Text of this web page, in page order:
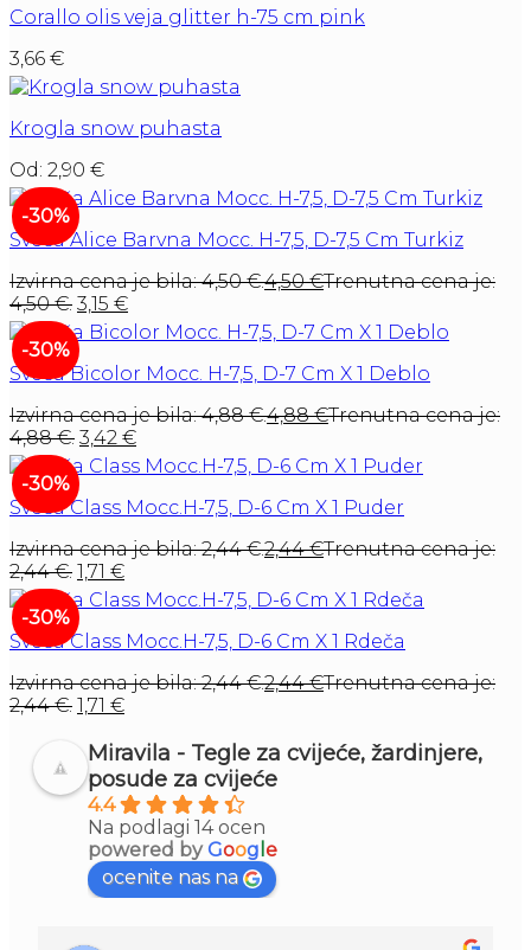
Corallo olis veja glitter h-75 cm pink
3,66 €
Krogla snow puhasta
Od: 2,90 €
-30%
Sveča Alice Barvna Mocc. H-7,5, D-7,5 Cm Turkiz
Izvirna cena je bila: 4,50 €.4,50€Trenutna cena je:
4,50 €. 3,15 €
-30%
Sveča Bicolor Mocc. H-7,5, D-7 Cm X 1 Deblo
Izvirna cena je bila: 4,88 €.4,88€Trenutna cena je:
4,88 €. 3,42 €
-30%
Sveča Class Mocc.H-7,5, D-6 Cm X 1 Puder
Izvirna cena je bila: 2,44 €.2,44€Trenutna cena je:
2,44 €. 1,71 €
-30%
Sveča Class Mocc.H-7,5, D-6 Cm X 1 Rdeča
Izvirna cena je bila: 2,44 €.2,44€Trenutna cena je:
2,44 €. 1,71 €
Miravila - Tegle za cvijeće, žardinjere,
posude za cvijeće
4.4
Na podlagi 14 ocen
powered byGoog e
ocenite nas na